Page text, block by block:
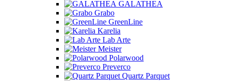
GALATHEA
Grabo
GreenLine
Karelia
Lab Arte
Meister
Polarwood
Preverco
Quartz Parquet